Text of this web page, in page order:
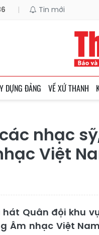
| Tin mới
DỰNG ĐẢNG VỀ XỨ THANH
nhạc
Việt
hát Quân đội khu
Âm nhạc Việt